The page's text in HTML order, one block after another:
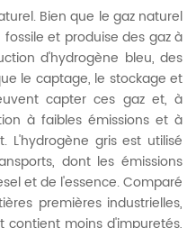
Bien que le gaz naturel
et produise des gaz à
d'hydrogène bleu, des
le captage, le stockage et
capter ces gaz et, à
à faibles émissions et à
L'hydrogène gris est utilisé
dont les émissions
et de l'essence. Comparé
premières industrielles,
moins d'impuretés,